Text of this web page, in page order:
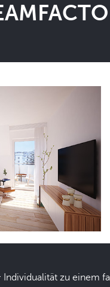
zu einem